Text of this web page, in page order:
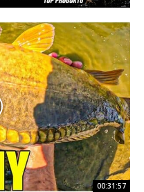
00:31:57